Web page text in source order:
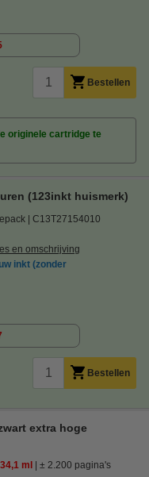
Bestellen
originele cartridge te
(123inkt huismerk)
C13T27154010
en omschrijving
inkt (zonder
Bestellen
extra hoge
34,1 ml ± 2.200 pagina's